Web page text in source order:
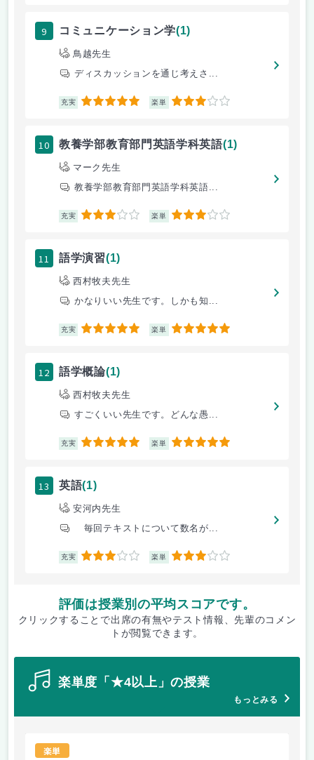
9 コミュニケーション学(1)
鳥越先生
ディスカッションを通じ考えさ...
充実 5 楽単 3
10 教養学部教育部門英語学科英語(1)
マーク先生
教養学部教育部門英語学科英語...
充実 3 楽単 3
11 語学演習(1)
西村牧夫先生
かなりいい先生です。しかも知...
充実 5 楽単 5
12 語学概論(1)
西村牧夫先生
すごくいい先生です。どんな愚...
充実 5 楽単 5
13 英語(1)
安河内先生
毎回テキストについて数名が...
充実 3 楽単 3
評価は授業別の平均スコアです。
クリックすることで出席の有無やテスト情報、先輩のコメン
トが閲覧できます。
楽単度「★4以上」の授業
もっとみる
楽単